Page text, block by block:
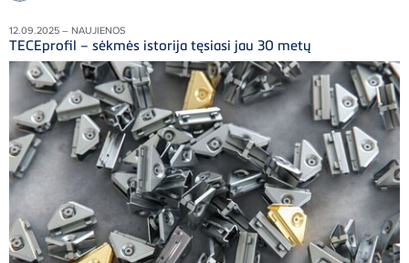
12.09.2025 – NAUJIENOS
TECEprofil – sėkmės istorija tęsiasi jau 30 metų